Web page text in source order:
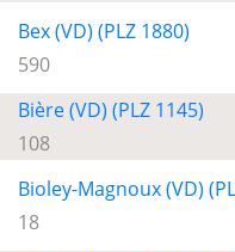
Bex (VD) (PLZ 1880)
590
Bière (VD) (PLZ 1145)
108
Bioley-Magnoux (VD)
18